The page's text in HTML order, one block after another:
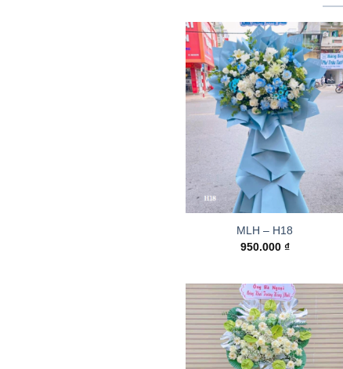
MLH – H18
950.000 ₫